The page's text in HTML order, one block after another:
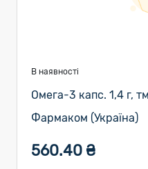
В наявності
Омега-3 капс. 1,4 г,
Фармаком (Україна)
560.40 ₴